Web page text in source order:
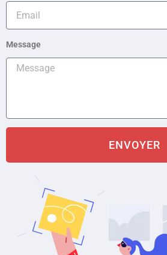
Message
ENVOYER